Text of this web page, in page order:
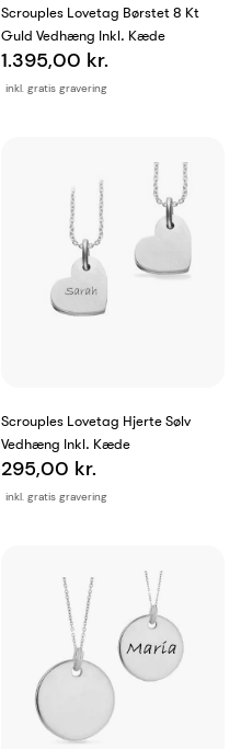
Scrouples Lovetag Børstet 8 Kt
Guld Vedhæng Inkl. Kæde
inkl. gratis gravering
1.395,00 kr.
Scrouples Lovetag Hjerte Sølv
Vedhæng Inkl. Kæde
inkl. gratis gravering
295,00 kr.